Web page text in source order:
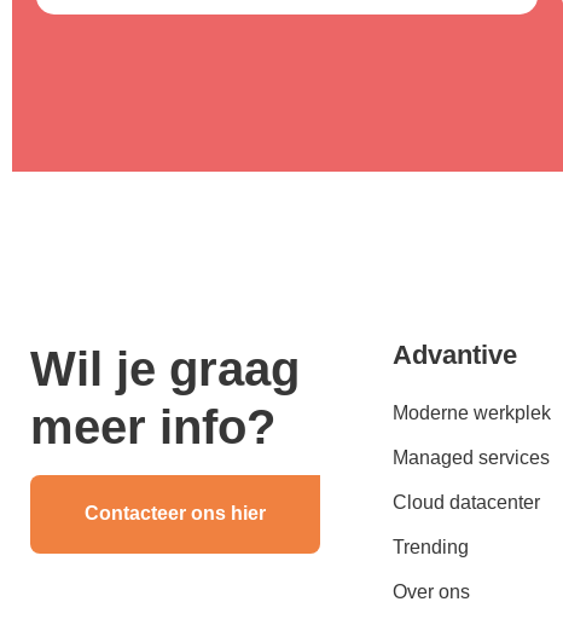
Wil je graag
meer info?
Contacteer ons hier
Advantive
Moderne werkplek
Managed services
Cloud datacenter
Trending
Over ons